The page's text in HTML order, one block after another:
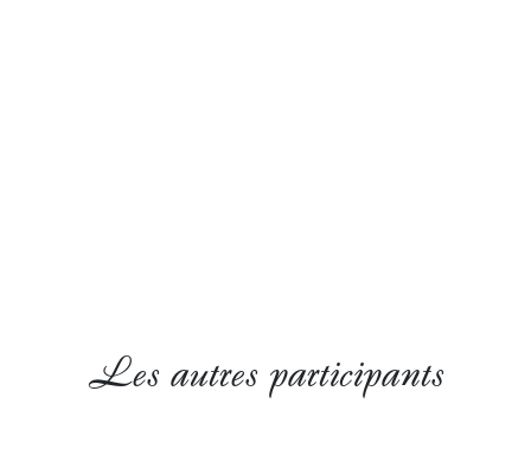
Les autres participants